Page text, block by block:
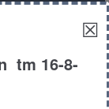
☒
tm 16-8-